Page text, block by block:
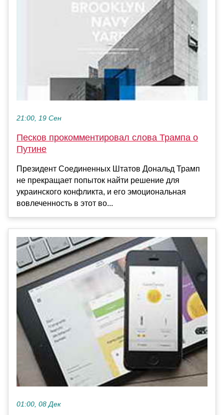
21:00, 19 Сен
Песков прокомментировал слова Трампа о
Путине
Президент Соединенных Штатов Дональд Трамп
не прекращает попыток найти решение для
украинского конфликта, и его эмоциональная
вовлеченность в этот во...
01:00, 08 Дек